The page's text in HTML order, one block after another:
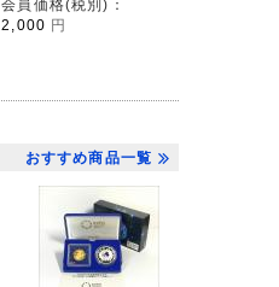
会員価格(税別)：
2,000 円
おすすめ商品一覧